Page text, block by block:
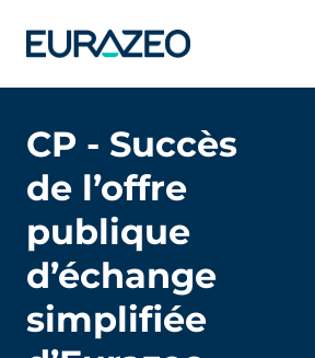
CP - Succès
de l’offre
publique
d’échange
simplifiée